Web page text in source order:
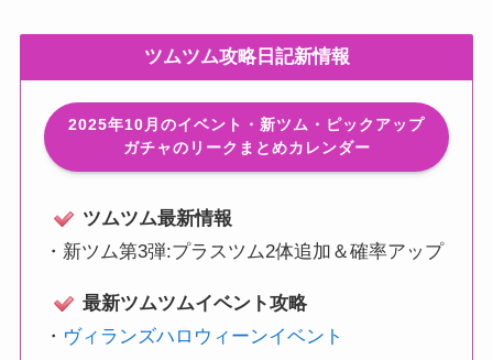
ツムツム攻略日記新情報
2025年10月のイベント・新ツム・ピックアップ
ガチャのリークまとめカレンダー
ツムツム最新情報
・ 新ツム第3弾:プラスツム2体追加＆確率アップ
最新ツムツムイベント攻略
・ ヴィランズハロウィーンイベント